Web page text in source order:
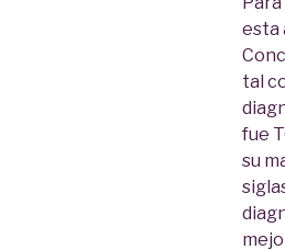
esta
tal
fue
su